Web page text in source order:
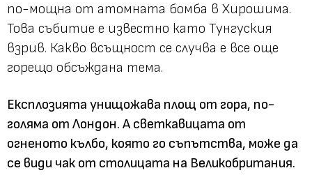
по-мощна от атомната бомба в Хирошима.
Това събитие е известно като Тунгуския
взрив. Какво всъщност се случва е все още
горещо обсъждана тема.
Експлозията унищожава площ от гора, по-
голяма от Лондон. А светкавицата от
огненото кълбо, която го съпътства, може да
се види чак от столицата на Великобритания.